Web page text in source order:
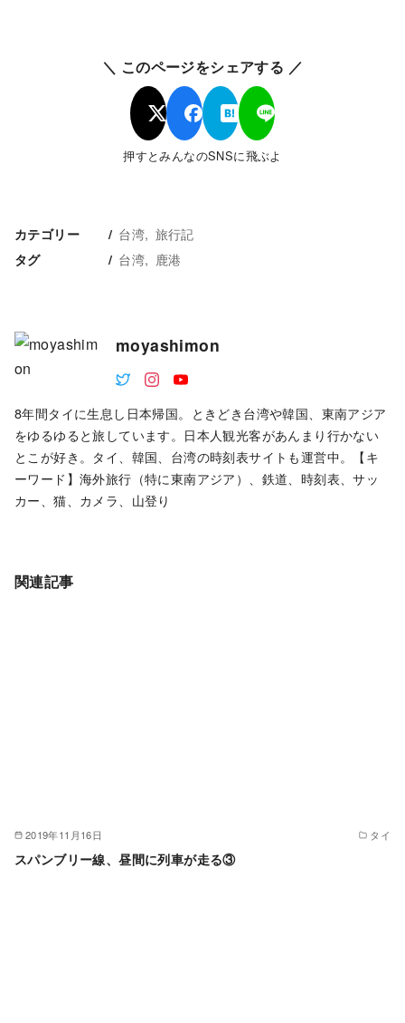
＼ このページをシェアする ／
押すとみんなのSNSに飛ぶよ
カテゴリー 台湾 旅行記
タグ 台湾 鹿港
moyashimon
8年間タイに生息し日本帰国。ときどき台湾や韓国、東南アジア
をゆるゆると旅しています。日本人観光客があんまり行かない
とこが好き。タイ、韓国、台湾の時刻表サイトも運営中。【キ
ーワード】海外旅行（特に東南アジア）、鉄道、時刻表、サッ
カー、猫、カメラ、山登り
関連記事
2019年11月16日 タイ
スパンブリー線、昼間に列車が走る③